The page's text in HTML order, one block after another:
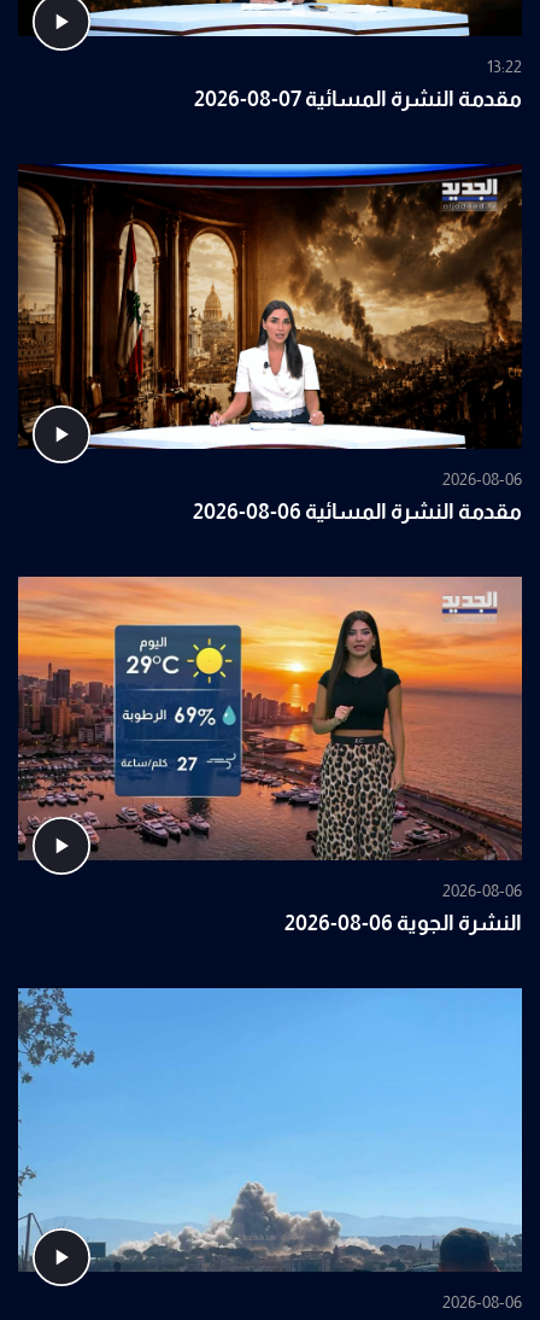
13:22
مقدمة النشرة المسائية 07-08-2026
2026-08-06
مقدمة النشرة المسائية 06-08-2026
2026-08-06
النشرة الجوية 06-08-2026
2026-08-06